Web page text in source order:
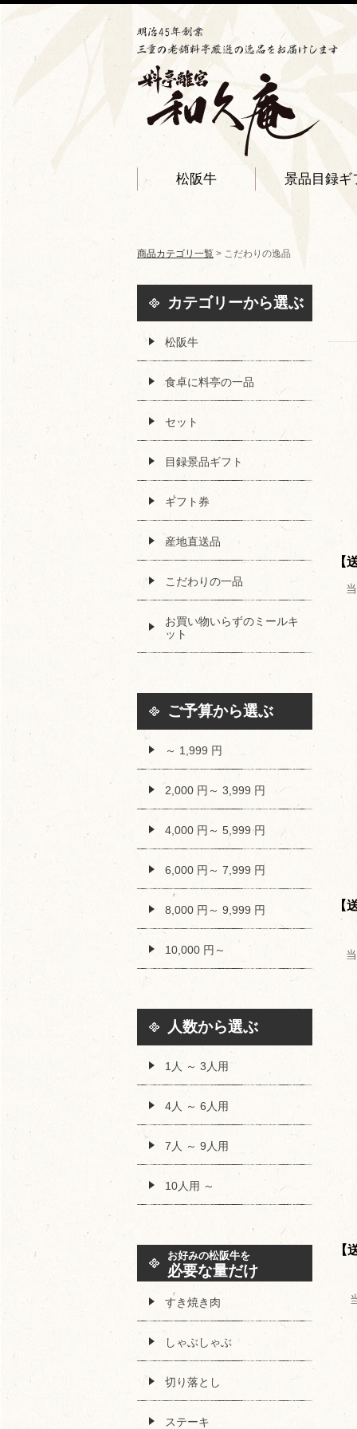
松阪牛 景品目録ギ
カテゴリーから選ぶ
松阪牛
食卓に料亭の一品
セット
目録景品ギフト
ギフト券
産地直送品
こだわりの一品
お買い物いらずのミールキ
ット
ご予算から選ぶ
～ 1,999 円
2,000 円～ 3,999 円
4,000 円～ 5,999 円
6,000 円～ 7,999 円
8,000 円～ 9,999 円
10,000 円～
人数から選ぶ
1人 ～ 3人用
4人 ～ 6人用
7人 ～ 9人用
10人用 ～
お好みの松阪牛を
必要な量だけ
すき焼き肉
しゃぶしゃぶ
切り落とし
ステーキ
商品カテゴリ一覧 > こだわりの逸品
【
【
【